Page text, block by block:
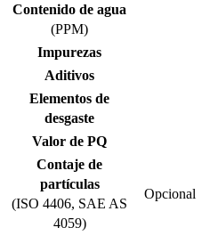
Contenido de agua
(PPM)
Impurezas
Aditivos
Elementos de
desgaste
Valor de PQ
Contaje de
partículas
(ISO 4406, SAE AS
4059)
Opcional